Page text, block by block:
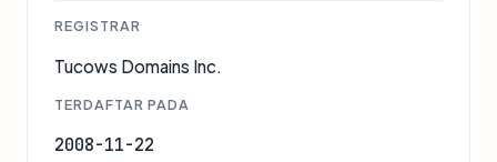
REGISTRAR
Tucows Domains Inc.
TERDAFTAR PADA
2008-11-22